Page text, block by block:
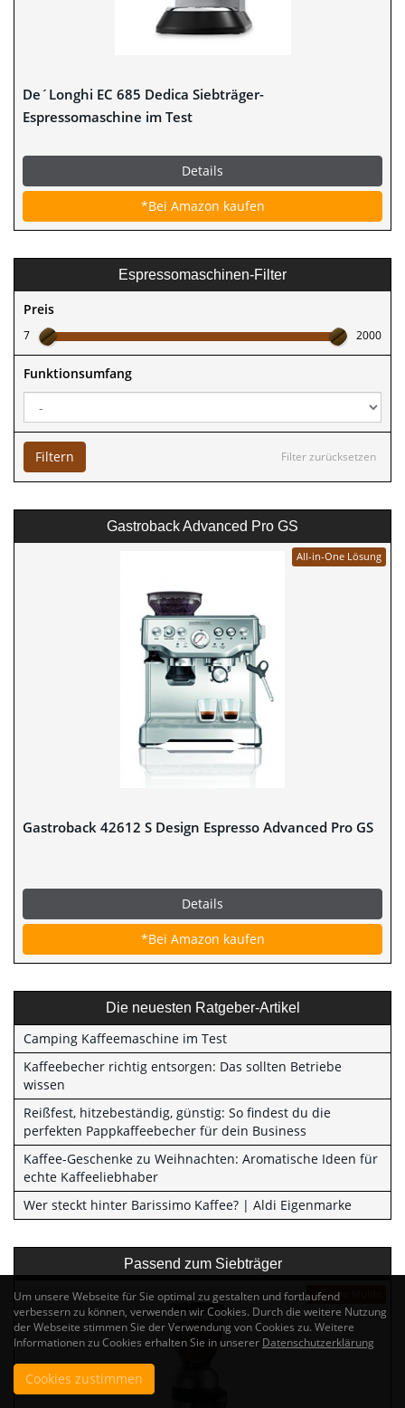
De´Longhi EC 685 Dedica Siebträger-
Espressomaschine im Test
Details
*Bei Amazon kaufen
Espressomaschinen-Filter
Preis
7 2000
Funktionsumfang
Filter zurücksetzen
Filtern
Gastroback Advanced Pro GS
All-in-One Lösung
Gastroback 42612 S Design Espresso Advanced Pro GS
Details
*Bei Amazon kaufen
Die neuesten Ratgeber-Artikel
Camping Kaffeemaschine im Test
Kaffeebecher richtig entsorgen: Das sollten Betriebe
wissen
Reißfest, hitzebeständig, günstig: So findest du die
perfekten Pappkaffeebecher für dein Business
Kaffee-Geschenke zu Weihnachten: Aromatische Ideen für
echte Kaffeeliebhaber
Wer steckt hinter Barissimo Kaffee? | Aldi Eigenmarke
Passend zum Siebträger
Beliebte Mühle
Um unsere Webseite für Sie optimal zu gestalten und fortlaufend
verbessern zu können, verwenden wir Cookies. Durch die weitere Nutzung
der Webseite stimmen Sie der Verwendung von Cookies zu. Weitere
Informationen zu Cookies erhalten Sie in unserer Datenschutzerklärung
Cookies zustimmen